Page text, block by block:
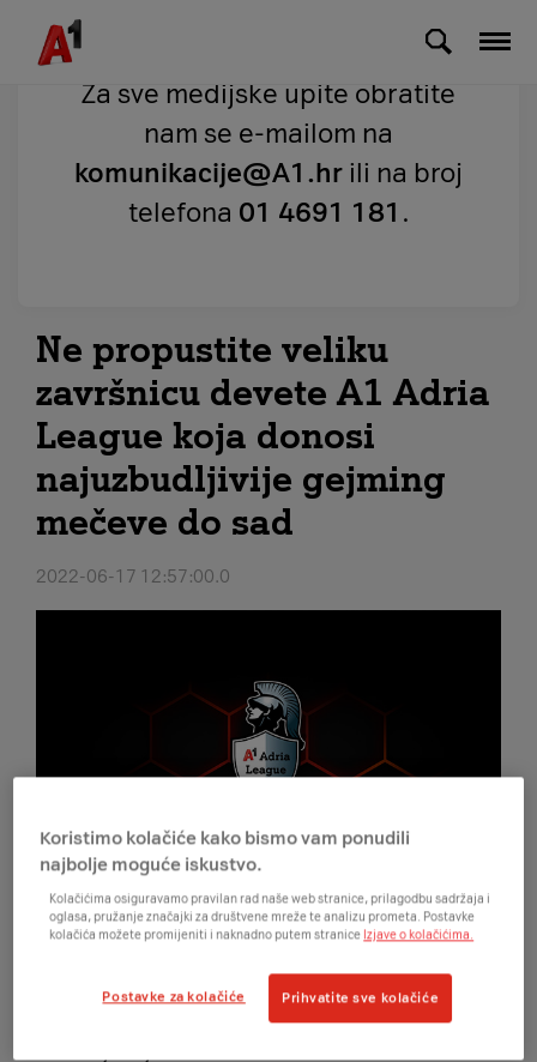
Skip to Main Content
Za sve medijske upite obratite
nam se e-mailom na
komunikacije@A1.hr ili na broj
telefona 01 4691 181 .
Ne propustite veliku
završnicu devete A1 Adria
League koja donosi
najuzbudljivije gejming
mečeve do sad
2022-06-17 12:57:00.0
Zagreb, 14. lipnja 2022. – Vrhunski profesionalci u
esportu spremni su za još jedan izbor najboljeg
Koristimo kolačiće kako bismo vam ponudili
najbolje moguće iskustvo.
Kolačićima osiguravamo pravilan rad naše web stranice, prilagodbu sadržaja i
oglasa, pružanje značajki za društvene mreže te analizu prometa. Postavke
kolačića možete promijeniti i naknadno putem stranice Izjave o kolačićima.
Postavke za kolačiće Prihvatite sve kolačiće